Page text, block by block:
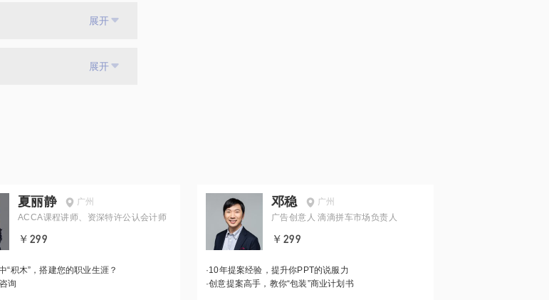
展开
展开
夏丽静
广州
ACCA课程讲师、资深特许公认会计师
￥299
“积木”，搭建您的职业生涯？
询
邓稳
广州
广告创意人 滴滴拼车市场负责人
￥299
·10年提案经验，提升你PPT的说服力
·创意提案高手，教你“包装”商业计划书